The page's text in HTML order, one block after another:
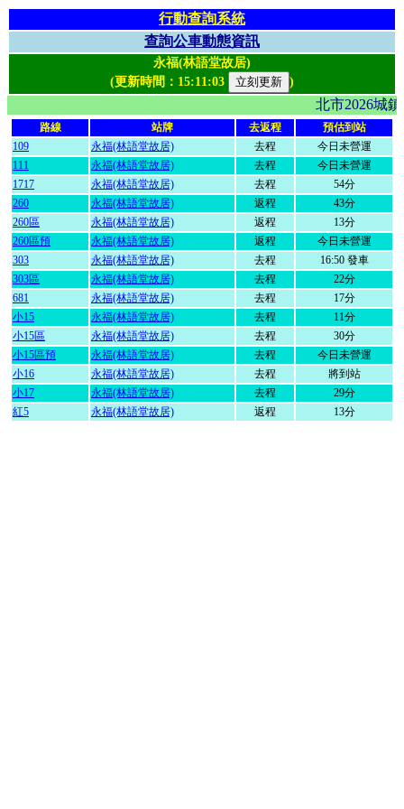
行動查詢系統
查詢公車動態資訊
永福(林語堂故居)
(更新時間： 15:11:03 )
北市2026
路線 站牌 去返程
預估到站
109
永福(林語堂故居) 去程
今日未營運
111
永福(林語堂故居) 去程
今日未營運
1717
永福(林語堂故居) 去程
54分
260
永福(林語堂故居) 返程
43分
260區
永福(林語堂故居) 返程
13分
260區預
永福(林語堂故居) 返程
今日未營運
303
永福(林語堂故居) 去程
16:50 發車
303區
永福(林語堂故居) 去程
22分
681
永福(林語堂故居) 去程
17分
小15
永福(林語堂故居) 去程
11分
小15區
永福(林語堂故居) 去程
30分
小15區預
永福(林語堂故居) 去程
今日未營運
小16
永福(林語堂故居) 去程
將到站
小17
永福(林語堂故居) 去程
29分
紅5
永福(林語堂故居) 返程 13分